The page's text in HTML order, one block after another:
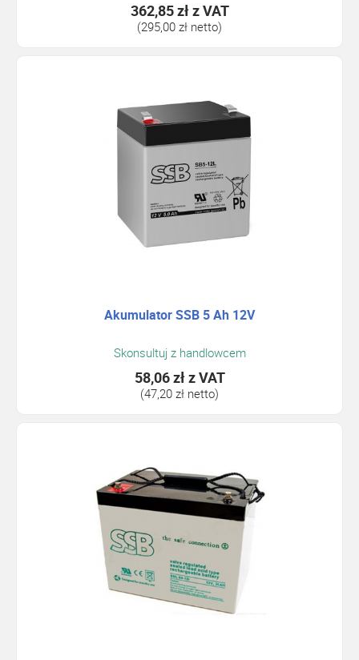
362,85 złz VAT
(295,00 zł netto)
Akumulator SSB 5 Ah 12V
Skonsultuj z handlowcem
58,06 złz VAT
(47,20 zł netto)